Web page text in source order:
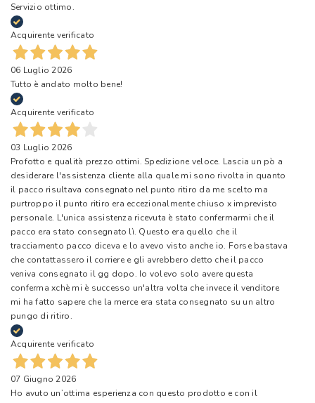
Servizio ottimo.
Acquirente verificato
06 Luglio 2026
Tutto è andato molto bene!
Acquirente verificato
03 Luglio 2026
Profotto e qualità prezzo ottimi. Spedizione veloce. Lascia un pò a
desiderare l'assistenza cliente alla quale mi sono rivolta in quanto
il pacco risultava consegnato nel punto ritiro da me scelto ma
purtroppo il punto ritiro era eccezionalmente chiuso x imprevisto
personale. L'unica assistenza ricevuta è stato confermarmi che il
pacco era stato consegnato lì. Questo era quello che il
tracciamento pacco diceva e lo avevo visto anche io. Forse bastava
che contattassero il corriere e gli avrebbero detto che il pacco
veniva consegnato il gg dopo. Io volevo solo avere questa
conferma xchè mi è successo un'altra volta che invece il venditore
mi ha fatto sapere che la merce era stata consegnato su un altro
pungo di ritiro.
Acquirente verificato
07 Giugno 2026
Ho avuto un’ottima esperienza con questo prodotto e con il